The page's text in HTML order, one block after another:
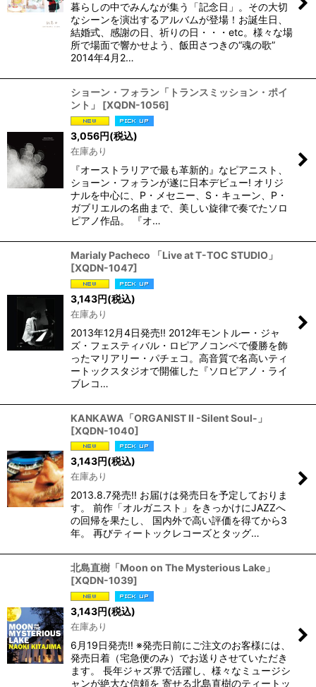
暮らしの中でみんなが集う「記念日」。その大切
なシーンを演出するアルバムが登場！お誕生日、
結婚式、感謝の日、祈りの日・・・etc。様々な場
所で場面で響かせよう、飯田さつきの“魂の歌”
2014年4月2…
ショーン・フォラン「トランスミッション・ポイ
ント」
[XQDN-1056]
3,056円(税込)
在庫あり
『オーストラリアで最も革新的』なピアニスト、
ショーン・フォランが遂に日本デビュー! オリジ
ナルを中心に、P・メセニー、S・キューン、P・
ガブリエルの名曲まで、美しい旋律で奏でたソロ
ピアノ作品。 『オ…
Marialy Pacheco 「Live at T-TOC STUDIO」
[XQDN-1047]
3,143円(税込)
在庫あり
2013年12月4日発売!! 2012年モントルー・ジャ
ズ・フェスティバル・ロピアノコンペで優勝を飾
ったマリアリー・パチェコ。高音質で名高いティ
ートックスタジオで開催した『ソロピアノ・ライ
ブレコ…
KANKAWA「ORGANIST II -Silent Soul-」
[XQDN-1040]
3,143円(税込)
在庫あり
2013.8.7発売!! お届けは発売日を予定しておりま
す。 前作「オルガニスト」をきっかけにJAZZへ
の回帰を果たし、 国内外で高い評価を得てから3
年。 再びティートックレコーズとタッグ…
北島直樹「Moon on The Mysterious Lake」
[XQDN-1039]
3,143円(税込)
在庫あり
6月19日発売!! ※発売日前にご注文のお客様には、
発売日着（宅急便のみ）でお送りさせていただき
ます。 長年ジャズ界で活躍し、様々なミュージシ
ャンが絶大な信頼を 寄せる北島直樹のティートッ